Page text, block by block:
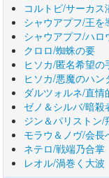
コルトピ/サーカス
シャウアプフ/王を
シャウアプフ/ハ
クロロ/蜘蛛の要
ヒソカ/匿名希望の
ヒソカ/悪魔のハン
ダルツォルネ/直情
ゼノ＆シルバ/暗殺
ジン＆パリストン/
モラウ＆ノヴ/会長
ネテロ/戦端乃合掌
レオル/渦巻く大波